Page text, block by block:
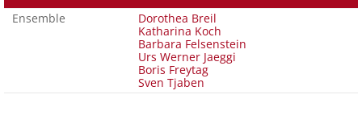
Ensemble
Dorothea Breil
Katharina Koch
Barbara Felsenstein
Urs Werner Jaeggi
Boris Freytag
Sven Tjaben